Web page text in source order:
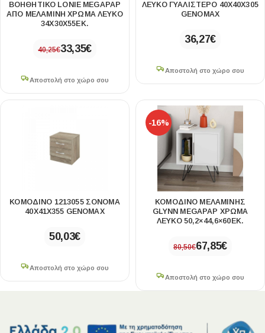
ΒΟΗΘΗΤΙΚΌ LONIE MEGAPAP
ΑΠΌ ΜΕΛΑΜΊΝΗ ΧΡΏΜΑ ΛΕΥΚΌ
34X30X55ΕΚ.
40,25€33,35€
Αποστολή στο χώρο σου
ΛΕΥΚΌ ΓΥΑΛΙΣΤΕΡΌ 40X40X305
GENOMAX
36,27€
Αποστολή στο χώρο σου
ΚΟΜΟΔΊΝΟ 1213055 ΣΌΝΟΜΑ
40X41X355 GENOMAX
50,03€
Αποστολή στο χώρο σου
-16%
ΚΟΜΟΔΊΝΟ ΜΕΛΑΜΊΝΗΣ
GLYNN MEGAPAP ΧΡΏΜΑ
ΛΕΥΚΌ 50,2×44,6×60ΕΚ.
80,50€67,85€
Αποστολή στο χώρο σου